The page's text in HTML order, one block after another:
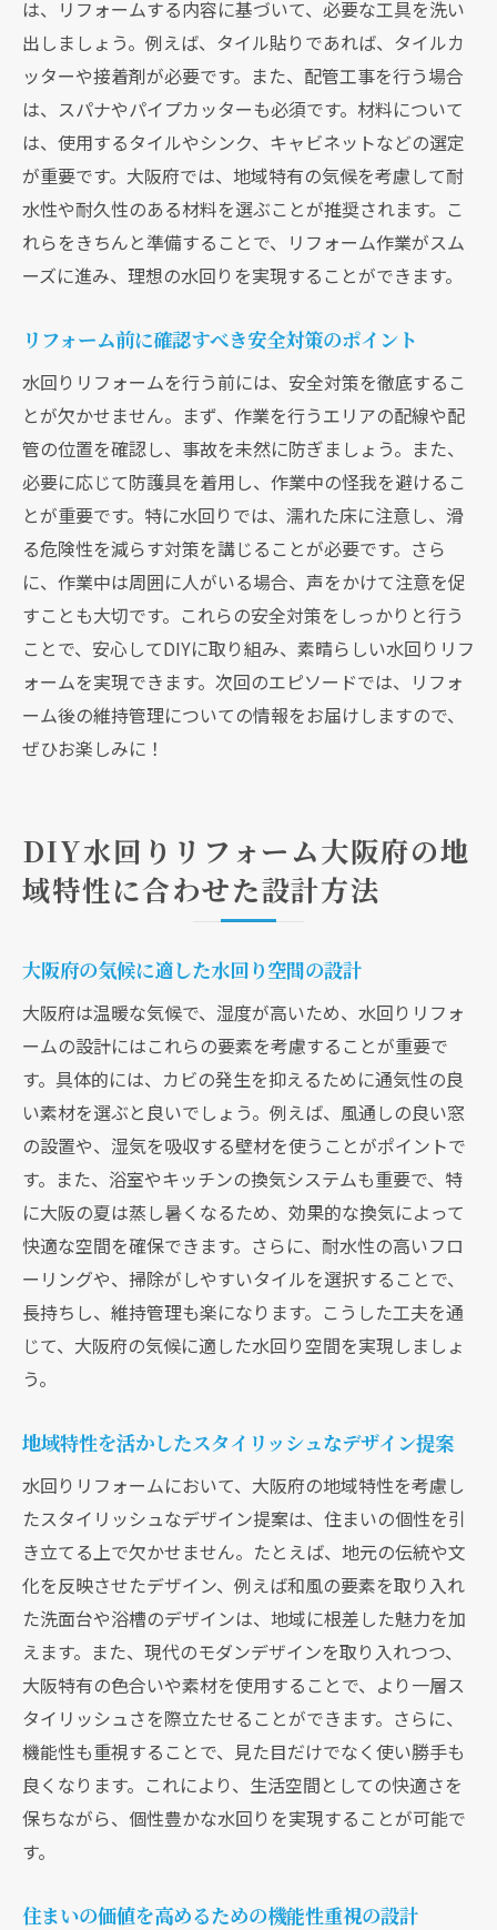
は、リフォームする内容に基づいて、必要な工具を洗い
出しましょう。例えば、タイル貼りであれば、タイルカ
ッターや接着剤が必要です。また、配管工事を行う場合
は、スパナやパイプカッターも必須です。材料について
は、使用するタイルやシンク、キャビネットなどの選定
が重要です。大阪府では、地域特有の気候を考慮して耐
水性や耐久性のある材料を選ぶことが推奨されます。こ
れらをきちんと準備することで、リフォーム作業がスム
ーズに進み、理想の水回りを実現することができます。
リフォーム前に確認すべき安全対策のポイント
水回りリフォームを行う前には、安全対策を徹底するこ
とが欠かせません。まず、作業を行うエリアの配線や配
管の位置を確認し、事故を未然に防ぎましょう。また、
必要に応じて防護具を着用し、作業中の怪我を避けるこ
とが重要です。特に水回りでは、濡れた床に注意し、滑
る危険性を減らす対策を講じることが必要です。さら
に、作業中は周囲に人がいる場合、声をかけて注意を促
すことも大切です。これらの安全対策をしっかりと行う
ことで、安心してDIYに取り組み、素晴らしい水回りリフ
ォームを実現できます。次回のエピソードでは、リフォ
ーム後の維持管理についての情報をお届けしますので、
ぜひお楽しみに！
DIY水回りリフォーム大阪府の地
域特性に合わせた設計方法
大阪府の気候に適した水回り空間の設計
大阪府は温暖な気候で、湿度が高いため、水回りリフォ
ームの設計にはこれらの要素を考慮することが重要で
す。具体的には、カビの発生を抑えるために通気性の良
い素材を選ぶと良いでしょう。例えば、風通しの良い窓
の設置や、湿気を吸収する壁材を使うことがポイントで
す。また、浴室やキッチンの換気システムも重要で、特
に大阪の夏は蒸し暑くなるため、効果的な換気によって
快適な空間を確保できます。さらに、耐水性の高いフロ
ーリングや、掃除がしやすいタイルを選択することで、
長持ちし、維持管理も楽になります。こうした工夫を通
じて、大阪府の気候に適した水回り空間を実現しましょ
う。
地域特性を活かしたスタイリッシュなデザイン提案
水回りリフォームにおいて、大阪府の地域特性を考慮し
たスタイリッシュなデザイン提案は、住まいの個性を引
き立てる上で欠かせません。たとえば、地元の伝統や文
化を反映させたデザイン、例えば和風の要素を取り入れ
た洗面台や浴槽のデザインは、地域に根差した魅力を加
えます。また、現代のモダンデザインを取り入れつつ、
大阪特有の色合いや素材を使用することで、より一層ス
タイリッシュさを際立たせることができます。さらに、
機能性も重視することで、見た目だけでなく使い勝手も
良くなります。これにより、生活空間としての快適さを
保ちながら、個性豊かな水回りを実現することが可能で
す。
住まいの価値を高めるための機能性重視の設計